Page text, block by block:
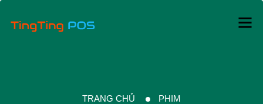
TRANG CHỦ PHIM